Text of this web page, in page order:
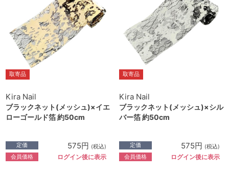
取寄品
Kira Nail
ブラックネット(メッシュ)×イエ
ローゴールド箔 約50cm
定価 575円 (税込)
会員価格 ログイン後に表示
取寄品
Kira Nail
ブラックネット(メッシュ)×シル
バー箔 約50cm
定価 575円 (税込)
会員価格 ログイン後に表示